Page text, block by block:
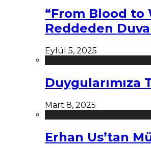
“From Blood to
Reddeden
Eylül 5, 2025
Duygularımıza
Mart 8, 2025
Erhan Us’tan